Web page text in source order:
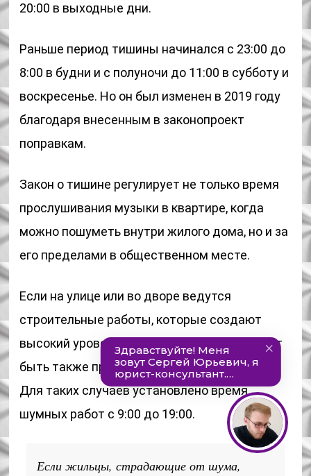
20:00 в выходные дни.
Раньше период тишины начинался с 23:00 до
8:00 в будни и с полуночи до 11:00 в субботу и
воскресенье. Но он был изменен в 2019 году
благодаря внесенным в законопроект
поправкам.
Закон о тишине регулирует не только время
прослушивания музыки в квартире, когда
можно пошуметь внутри жилого дома, но и за
его пределами в общественном месте.
Если на улице или во дворе ведутся
строительные работы, которые создают
высокий уровень шума, то подрядчик может
быть также привлечен к ответственности.
Для таких случаев установлено время
шумных работ с 9:00 до 19:00.
Если жильцы, страдающие от шума,